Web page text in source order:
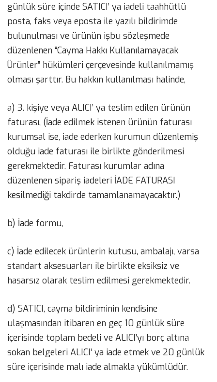
günlük süre içinde SATICI’ ya iadeli taahhütlü
posta, faks veya eposta ile yazılı bildirimde
bulunulması ve ürünün işbu sözleşmede
düzenlenen “Cayma Hakkı Kullanılamayacak
Ürünler” hükümleri çerçevesinde kullanılmamış
olması şarttır. Bu hakkın kullanılması halinde,
a) 3. kişiye veya ALICI’ ya teslim edilen ürünün
faturası, (İade edilmek istenen ürünün faturası
kurumsal ise, iade ederken kurumun düzenlemiş
olduğu iade faturası ile birlikte gönderilmesi
gerekmektedir. Faturası kurumlar adına
düzenlenen sipariş iadeleri İADE FATURASI
kesilmediği takdirde tamamlanamayacaktır.)
b) İade formu,
c) İade edilecek ürünlerin kutusu, ambalajı, varsa
standart aksesuarları ile birlikte eksiksiz ve
hasarsız olarak teslim edilmesi gerekmektedir.
d) SATICI, cayma bildiriminin kendisine
ulaşmasından itibaren en geç 10 günlük süre
içerisinde toplam bedeli ve ALICI’yı borç altına
sokan belgeleri ALICI’ ya iade etmek ve 20 günlük
süre içerisinde malı iade almakla yükümlüdür.